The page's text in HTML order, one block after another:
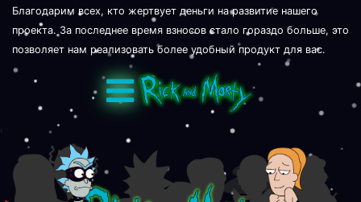
Благодарим всех, кто жертвует деньги на развитие нашего
проекта. За последнее время взносов стало гораздо больше, это
позволяет нам реализовать более удобный продукт для вас.
'